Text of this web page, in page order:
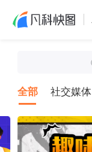
全部 社交媒体